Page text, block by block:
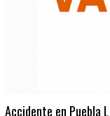
Accidente en Puebla